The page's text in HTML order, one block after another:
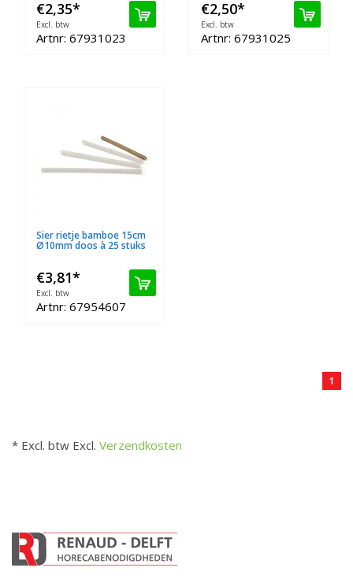
€2,35*
Excl. btw
Artnr: 67931023
€2,50*
Excl. btw
Artnr: 67931025
Sier rietje bamboe 15cm
Ø10mm doos à 25 stuks
€3,81*
Excl. btw
Artnr: 67954607
1
* Excl. btw Excl. Verzendkosten